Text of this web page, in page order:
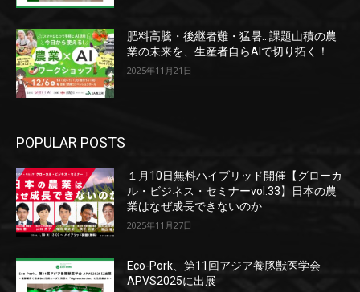
肥料高騰・後継者難・猛暑…課題山積の農
業の未来を、生産者自らAIで切り拓く！
2025年11月21日
POPULAR POSTS
１月10日無料ハイブリッド開催【グローカ
ル・ビジネス・セミナーvol.33】日本の農
業はなぜ成長できないのか
2025年11月27日
Eco-Pork、第11回アジア養豚獣医学会
APVS2025に出展